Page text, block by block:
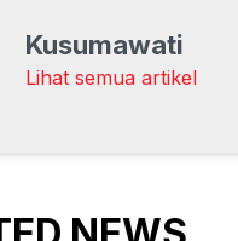
Kusumawati
Lihat semua artikel